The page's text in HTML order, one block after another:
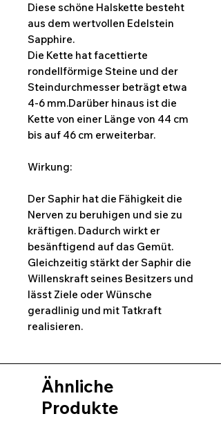
Diese schöne Halskette besteht
aus dem wertvollen Edelstein
Sapphire.
Die Kette hat facettierte
rondellförmige Steine und der
Steindurchmesser beträgt etwa
4-6 mm.Darüber hinaus ist die
Kette von einer Länge von 44 cm
bis auf 46 cm erweiterbar.
Wirkung:
Der Saphir hat die Fähigkeit die
Nerven zu beruhigen und sie zu
kräftigen. Dadurch wirkt er
besänftigend auf das Gemüt.
Gleichzeitig stärkt der Saphir die
Willenskraft seines Besitzers und
lässt Ziele oder Wünsche
geradlinig und mit Tatkraft
realisieren.
Ähnliche
Produkte